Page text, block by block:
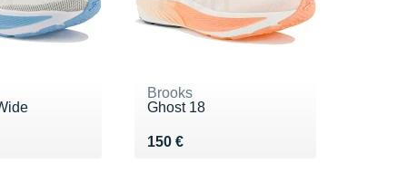
Brooks
Ghost 18
150 €
Vendu 150 €